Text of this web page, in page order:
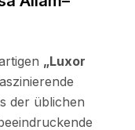
„Luxor
der üblichen